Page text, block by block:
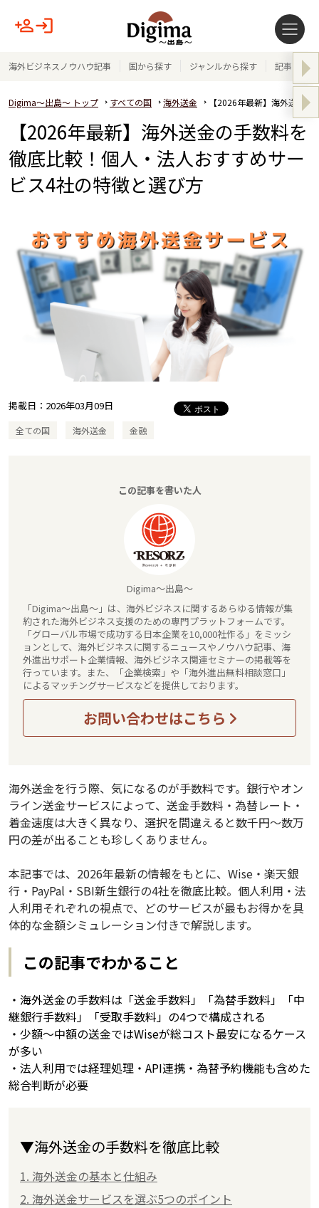
海外ビジネスノウハウ記事 国から探す ジャンルから探す 記事テー
Digima～出島～ トップ すべての国 海外送金 【2026年最新】海外送金
【2026年最新】海外送金の手数料を
徹底比較！個人・法人おすすめサー
ビス4社の特徴と選び方
掲載日： 2026年03月09日
全ての国 海外送金 金融
この記事を書いた人
Digima～出島～
「Digima～出島～」は、海外ビジネスに関するあらゆる情報が集
約された海外ビジネス支援のための専門プラットフォームです。
「グローバル市場で成功する日本企業を10,000社作る」をミッシ
ョンとして、海外ビジネスに関するニュースやノウハウ記事、海
外進出サポート企業情報、海外ビジネス関連セミナーの掲載等を
行っています。また、「企業検索」や「海外進出無料相談窓口」
によるマッチングサービスなどを提供しております。
お問い合わせはこちら
海外送金を行う際、気になるのが手数料です。銀行やオン
ライン送金サービスによって、送金手数料・為替レート・
着金速度は大きく異なり、選択を間違えると数千円〜数万
円の差が出ることも珍しくありません。
本記事では、2026年最新の情報をもとに、Wise・楽天銀
行・PayPal・SBI新生銀行の4社を徹底比較。個人利用・法
人利用それぞれの視点で、どのサービスが最もお得かを具
体的な金額シミュレーション付きで解説します。
この記事でわかること
・海外送金の手数料は「送金手数料」「為替手数料」「中
継銀行手数料」「受取手数料」の4つで構成される
・少額〜中額の送金ではWiseが総コスト最安になるケース
が多い
・法人利用では経理処理・API連携・為替予約機能も含めた
総合判断が必要
▼海外送金の手数料を徹底比較
1. 海外送金の基本と仕組み
2. 海外送金サービスを選ぶ5つのポイント